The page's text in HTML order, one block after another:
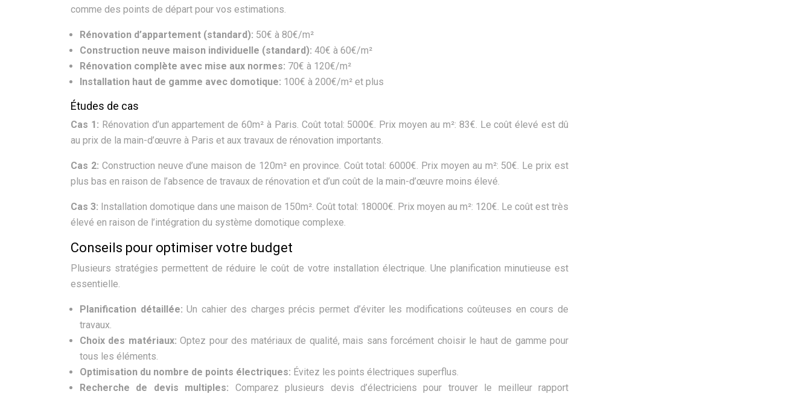
comme des points de départ pour vos estimations.
Rénovation d’appartement (standard): 50€ à 80€/m²
Construction neuve maison individuelle (standard): 40€ à 60€/m²
Rénovation complète avec mise aux normes: 70€ à 120€/m²
Installation haut de gamme avec domotique: 100€ à 200€/m² et plus
Études de cas
Cas 1: Rénovation d’un appartement de 60m² à Paris. Coût total: 5000€. Prix moyen au m²: 83€. Le coût élevé est dû
au prix de la main-d’œuvre à Paris et aux travaux de rénovation importants.
Cas 2: Construction neuve d’une maison de 120m² en province. Coût total: 6000€. Prix moyen au m²: 50€. Le prix est
plus bas en raison de l’absence de travaux de rénovation et d’un coût de la main-d’œuvre moins élevé.
Cas 3: Installation domotique dans une maison de 150m². Coût total: 18000€. Prix moyen au m²: 120€. Le coût est très
élevé en raison de l’intégration du système domotique complexe.
Conseils pour optimiser votre budget
Plusieurs stratégies permettent de réduire le coût de votre installation électrique. Une planification minutieuse est
essentielle.
Planification détaillée:Un cahier des charges précis permet d’éviter les modifications coûteuses en cours de
travaux.
Choix des matériaux:Optez pour des matériaux de qualité, mais sans forcément choisir le haut de gamme pour
tous les éléments.
Optimisation du nombre de points électriques: Évitez les points électriques superflus.
Recherche de devis multiples: Comparez plusieurs devis d’électriciens pour trouver le meilleur rapport